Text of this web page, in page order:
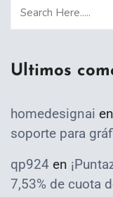
Ultimos
homedesignai en
soporte para
qp924 en
7,53% de cuota